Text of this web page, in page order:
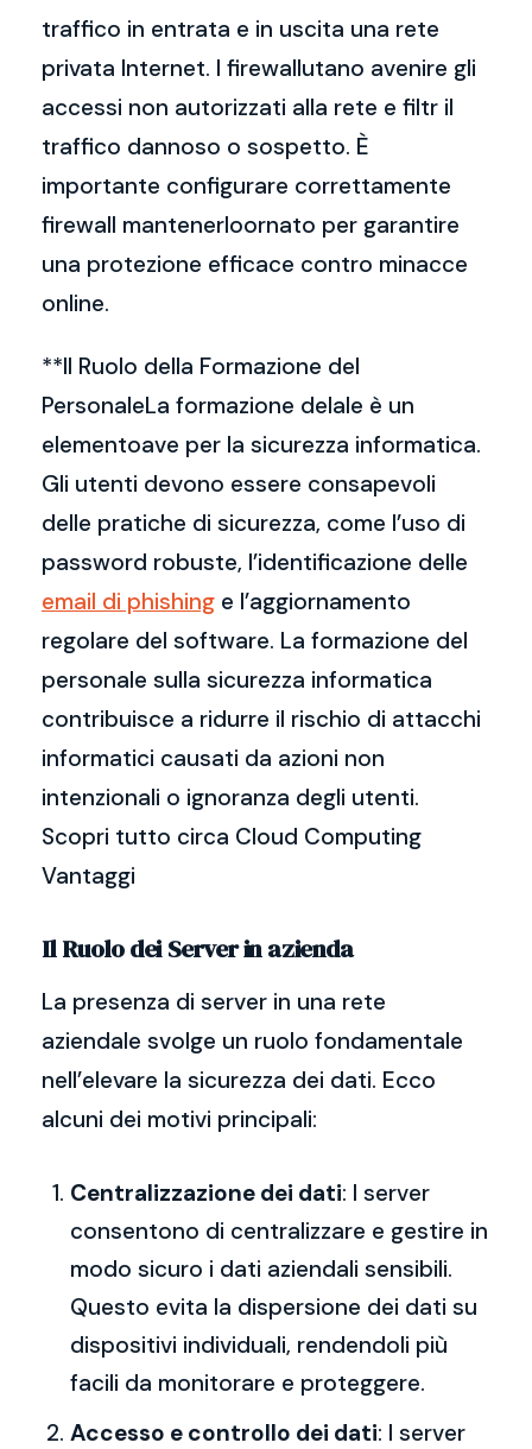
traffico in entrata e in uscita una rete
privata Internet. I firewallutano avenire gli
accessi non autorizzati alla rete e filtr il
traffico dannoso o sospetto. È
importante configurare correttamente
firewall mantenerloornato per garantire
una protezione efficace contro minacce
online.
**Il Ruolo della Formazione del
PersonaleLa formazione delale è un
elementoave per la sicurezza informatica.
Gli utenti devono essere consapevoli
delle pratiche di sicurezza, come l’uso di
password robuste, l’identificazione delle
email di phishing e l’aggiornamento
regolare del software. La formazione del
personale sulla sicurezza informatica
contribuisce a ridurre il rischio di attacchi
informatici causati da azioni non
intenzionali o ignoranza degli utenti.
Scopri tutto circa Cloud Computing
Vantaggi
Il Ruolo dei Server in azienda
La presenza di server in una rete
aziendale svolge un ruolo fondamentale
nell’elevare la sicurezza dei dati. Ecco
alcuni dei motivi principali:
Centralizzazione dei dati: I server
consentono di centralizzare e gestire in
modo sicuro i dati aziendali sensibili.
Questo evita la dispersione dei dati su
dispositivi individuali, rendendoli più
facili da monitorare e proteggere.
Accesso e controllo dei dati: I server